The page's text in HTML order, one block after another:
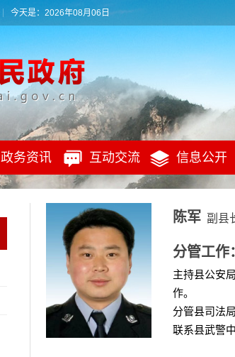
今天是：2026年08月06日
政务资讯 互动交流 信息公开
陈军 副县
分管工作：
主持县公安
作。
分管县司法
联系县武警中